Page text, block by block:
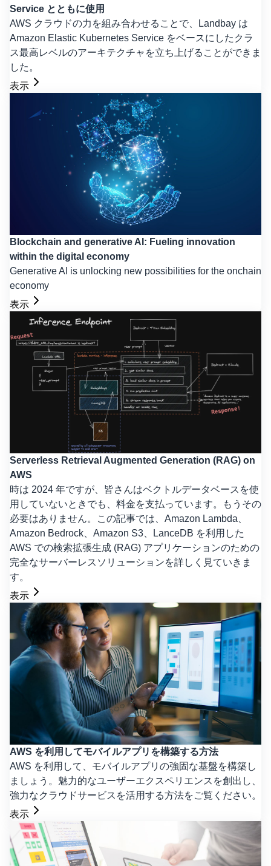
Service とともに使用
AWS クラウドの力を組み合わせることで、Landbay は
Amazon Elastic Kubernetes Service をベースにしたクラ
ス最高レベルのアーキテクチャを立ち上げることができま
した。
表示
Blockchain and generative AI: Fueling innovation
within the digital economy
Generative AI is unlocking new possibilities for the onchain
economy
表示
Serverless Retrieval Augmented Generation (RAG) on
AWS
時は 2024 年ですが、皆さんはベクトルデータベースを使
用していないときでも、料金を支払っています。もうその
必要はありません。この記事では、Amazon Lambda、
Amazon Bedrock、Amazon S3、LanceDB を利用した
AWS での検索拡張生成 (RAG) アプリケーションのための
完全なサーバーレスソリューションを詳しく見ていきま
す。
表示
AWS を利用してモバイルアプリを構築する方法
AWS を利用して、モバイルアプリの強固な基盤を構築し
ましょう。魅力的なユーザーエクスペリエンスを創出し、
強力なクラウドサービスを活用する方法をご覧ください。
表示